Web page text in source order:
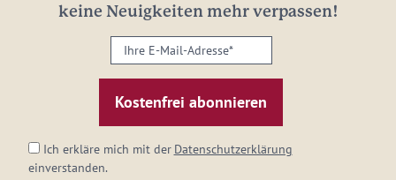
keine Neuigkeiten mehr verpassen!
Ihre
E-
Mail-
Adresse:
Ich erkläre mich mit der Datenschutzerklärung
einverstanden.